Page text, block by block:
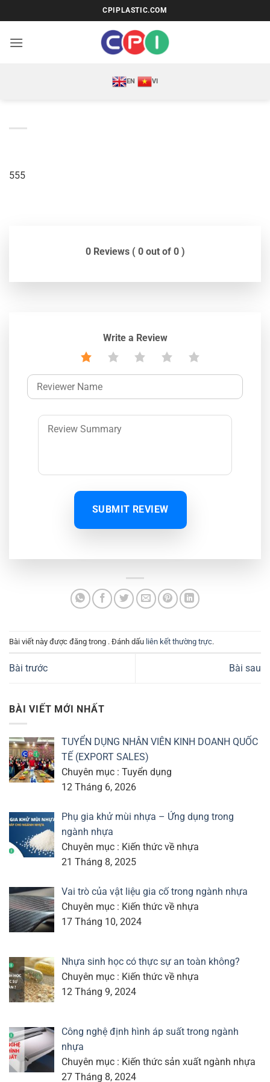
qua
nội
CPIPLASTIC.COM
EN VI
555
0 Reviews ( 0 out of 0 )
Write a Review
SUBMIT REVIEW
Bài viết này được đăng trong . Đánh dấu liên kết thường trực.
Bài trước Bài sau
BÀI VIẾT MỚI NHẤT
TUYỂN DỤNG NHÂN VIÊN KINH DOANH QUỐC
TẾ (EXPORT SALES)
Chuyên mục : Tuyển dụng
12 Tháng 6, 2026
Phụ gia khử mùi nhựa – Ứng dụng trong
ngành nhựa
Chuyên mục : Kiến thức về nhựa
21 Tháng 8, 2025
Vai trò của vật liệu gia cố trong ngành nhựa
Chuyên mục : Kiến thức về nhựa
17 Tháng 10, 2024
Nhựa sinh học có thực sự an toàn không?
Chuyên mục : Kiến thức về nhựa
12 Tháng 9, 2024
Công nghệ định hình áp suất trong ngành
nhựa
Chuyên mục : Kiến thức sản xuất ngành nhựa
27 Tháng 8, 2024